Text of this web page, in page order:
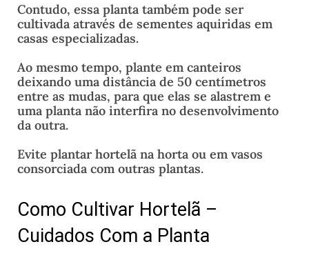
Contudo, essa planta também pode ser
cultivada através de sementes aquiridas em
casas especializadas.
Ao mesmo tempo, plante em canteiros
deixando uma distância de 50 centímetros
entre as mudas, para que elas se alastrem e
uma planta não interfira no desenvolvimento
da outra.
Evite plantar hortelã na horta ou em vasos
consorciada com outras plantas.
Como Cultivar Hortelã –
Cuidados Com a Planta